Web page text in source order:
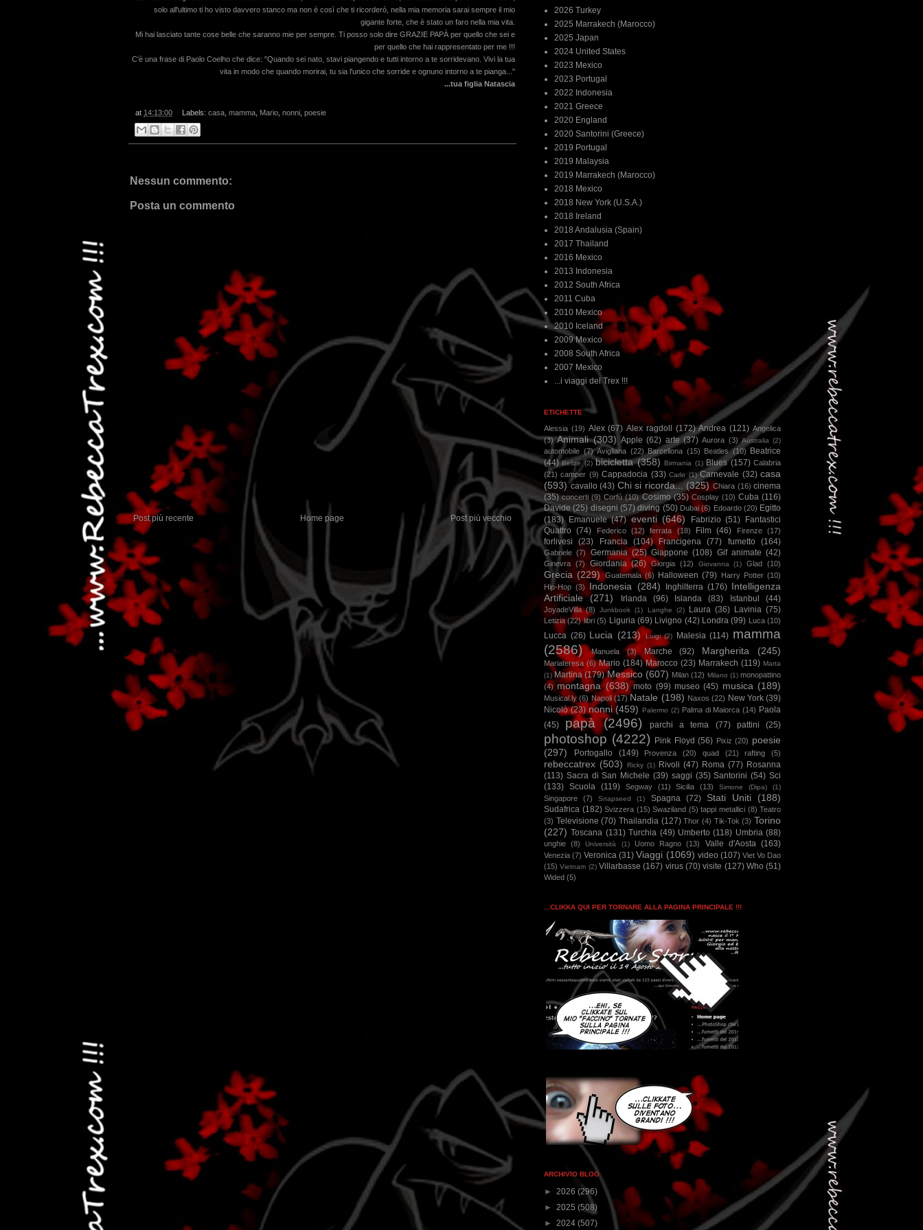
solo all'ultimo ti ho visto davvero stanco ma non è così che ti ricorderò, nella mia memoria sarai sempre il mio
gigante forte, che è stato un faro nella mia vita.
Mi hai lasciato tante cose belle che saranno mie per sempre. Ti posso solo dire GRAZIE PAPÀ per quello che sei e
per quello che hai rappresentato per me !!!
C'è una frase di Paolo Coelho che dice: "Quando sei nato, stavi piangendo e tutti intorno a te sorridevano. Vivi la tua
vita in modo che quando morirai, tu sia l'unico che sorride e ognuno intorno a te pianga..."
...tua figlia Natascia
at 14:13:00 Labels: casa, mamma, Mario, nonni, poesie
Nessun commento:
Posta un commento
Post più recente Post più vecchio
Home page
2026 Turkey
2025 Marrakech (Marocco)
2025 Japan
2024 United States
2023 Mexico
2023 Portugal
2022 Indonesia
2021 Greece
2020 England
2020 Santorini (Greece)
2019 Portugal
2019 Malaysia
2019 Marrakech (Marocco)
2018 Mexico
2018 New York (U.S.A.)
2018 Ireland
2018 Andalusia (Spain)
2017 Thailand
2016 Mexico
2013 Indonesia
2012 South Africa
2011 Cuba
2010 Mexico
2010 Iceland
2009 Mexico
2008 South Africa
2007 Mexico
...i viaggi del Trex !!!
ETICHETTE
Alessia (19) Alex (67) Alex ragdoll (172) Andrea (121) Angelica
(3) Animali (303) Apple (62) arte (37) Aurora (3) Australia (2)
automobile (7) Avigliana (22) Barcellona (15) Beatles (10)
Beatrice
(44) Belize (2) bicicletta (358) Birmania (1) Blues (157) Calabria
(21) camper (9) Cappadocia (33) Carlo (1) Carnevale (32) casa
(593) cavallo (43) Chi si ricorda... (325) Chiara (16) cinema
(35) concerti (9) Corfù (10) Cosimo (35) Cosplay (10) Cuba (116)
Davide (25) disegni (57) diving (50) Dubai (6) Edoardo (20) Egitto
(183)
Emanuele (47) eventi (646) Fabrizio (51)
Fantastici
Quattro (74) Federico (12) ferrata (18) Film (46) Firenze (17)
forlivesi (23) Francia (104) Francigena (77) fumetto (164)
Gabriele (7) Germania (25) Giappone (108) Gif animate (42)
Ginevra (7) Giordania (26) Giorgia (12) Giovanna (1) Glad (10)
Grecia (229) Guatemala (6) Halloween (79) Harry Potter (10)
Hip-Hop (3) Indonesia (284) Inghilterra (176) Intelligenza
Artificiale
(271) Irlanda (96) Islanda (83) Istanbul (44)
JoyadeVilla (8) Junkbook (1) Langhe (2) Laura (36) Lavinia (75)
Letizia (22) libri (5) Liguria (69) Livigno (42) Londra (99) Luca (10)
Lucca (26) Lucia (213) Luigi (2) Malesia (114) mamma
(2586)
Manuela (3) Marche (92) Margherita (245)
Mariateresa (6) Mario (184) Marocco (23) Marrakech (119) Marta
(1) Martina (179) Messico (607) Milan (12) Milano (1) monopattino
(4) montagna (638) moto (99) museo (45) musica (189)
Musical.ly (6) Napoli (17) Natale (198) Naxos (22) New York (39)
Nicolò (23) nonni (459) Palermo (2) Palma di Maiorca (14) Paola
(45)
papà (2496) parchi a tema (77) pattini (25)
photoshop (4222) Pink Floyd (56) Pixiz (20) poesie
(297)
Portogallo (149) Provenza (20) quad (21) rafting (5)
rebeccatrex (503) Ricky (1) Rivoli (47) Roma (77) Rosanna
(113) Sacra di San Michele (39) saggi (35) Santorini (54) Sci
(133) Scuola (119) Segway (11) Sicilia (13) Simone (Dipa) (1)
Singapore (7) Snapseed (1) Spagna (72) Stati Uniti (188)
Sudafrica (182) Svizzera (15) Swaziland (5) tappi metallici (8) Teatro
(3) Televisione (70) Thailandia (127) Thor (4) Tik-Tok (3) Torino
(227) Toscana (131) Turchia (49) Umberto (118) Umbria (88)
unghie (8) Università (1) Uomo Ragno (13) Valle d'Aosta (163)
Venezia (7) Veronica (31) Viaggi (1069) video (107) Viet Vo Dao
(15) Vietnam (2) Villarbasse (167) virus (70) visite (127) Who (51)
Wided (5)
...CLIKKA QUI PER TORNARE ALLA PAGINA PRINCIPALE !!!
ARCHIVIO BLOG
► 2026 (296)
► 2025 (508)
► 2024 (507)